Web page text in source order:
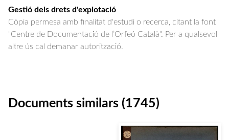
Gestió dels drets d'explotació
Còpia permesa amb finalitat d'estudi o recerca, citant la font
"Centre de Documentació de l’Orfeó Català". Per a qualsevol
altre ús cal demanar autorització.
Documents similars (1745)